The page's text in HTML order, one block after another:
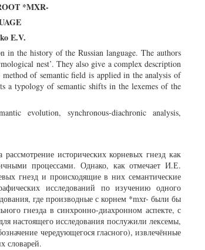
*MXR-
E.V.
in the history of the Russian language. The authors
nest’. They also give a complex description
of semantic field is applied in the analysis of
a typology of semantic shifts in the lexemes of the
evolution, synchronous-diachronic analysis,
исторических корневых гнезд как
процессами. Однако, как отмечает И.Е.
гнезд и происходящие в них семантические
исследований по изучению одного
где производные с корнем *mхr- были бы
гнезда в синхронно-диахронном аспекте, с
настоящего исследования послужили лексемы,
чередующегося гласного), извлечённые
словарей.